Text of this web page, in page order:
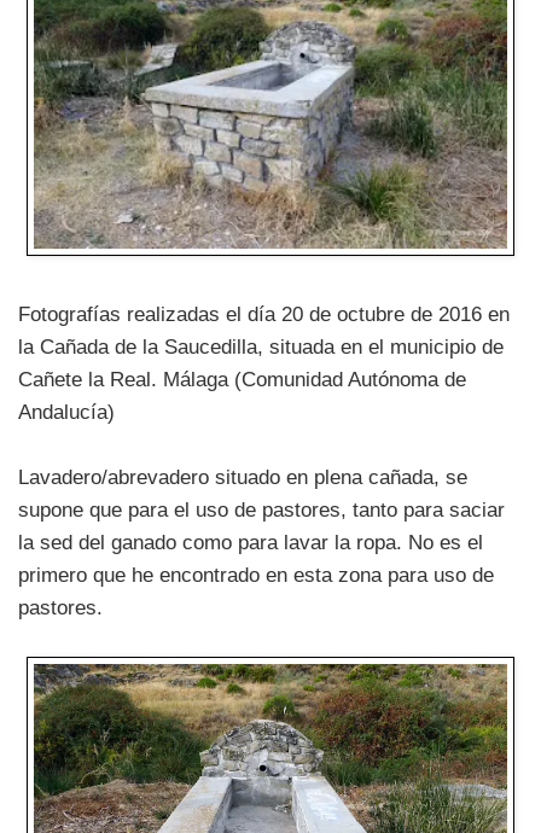
Fotografías realizadas el día 20 de octubre de 2016 en
la Cañada de la Saucedilla, situada en el municipio de
Cañete la Real. Málaga (Comunidad Autónoma de
Andalucía)
Lavadero/abrevadero situado en plena cañada, se
supone que para el uso de pastores, tanto para saciar
la sed del ganado como para lavar la ropa. No es el
primero que he encontrado en esta zona para uso de
pastores.